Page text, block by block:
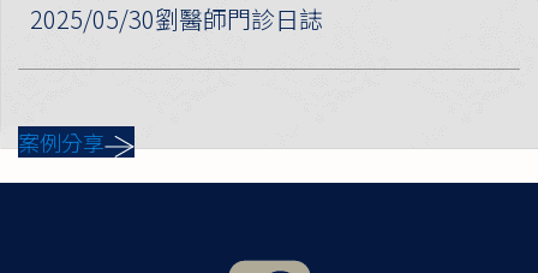
2025/05/30劉醫師門診日誌
2025/05/30劉醫師門診日誌
案例分享